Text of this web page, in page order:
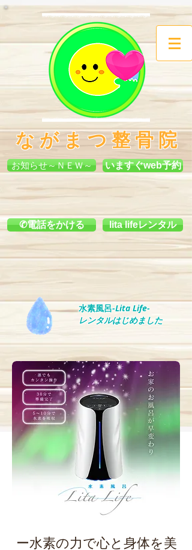
​な が ま つ 整 骨 院
お知らせ～ＮＥＷ～ いますぐweb予約
✆電話をかける lita lifeレンタル
水素風呂-Lita Life-
レンタルはじめました
​ー水素の力で心と身体を美